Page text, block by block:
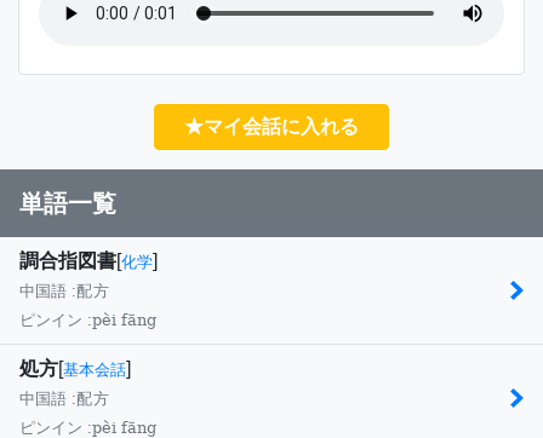
★マイ会話に入れる
単語一覧
調合指図書[化学]
中国語 :配方
ピンイン :pèi fāng
処方[基本会話]
中国語 :配方
ピンイン :pèi fāng